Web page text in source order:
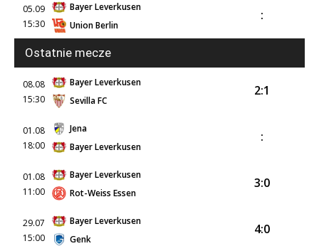
05.09
15:30
Bayer Leverkusen
Union Berlin
:
Ostatnie mecze
08.08
15:30
Bayer Leverkusen
Sevilla FC
2:1
01.08
18:00
Jena
Bayer Leverkusen
:
01.08
11:00
Bayer Leverkusen
Rot-Weiss Essen
3:0
29.07
15:00
Bayer Leverkusen
Genk
4:0